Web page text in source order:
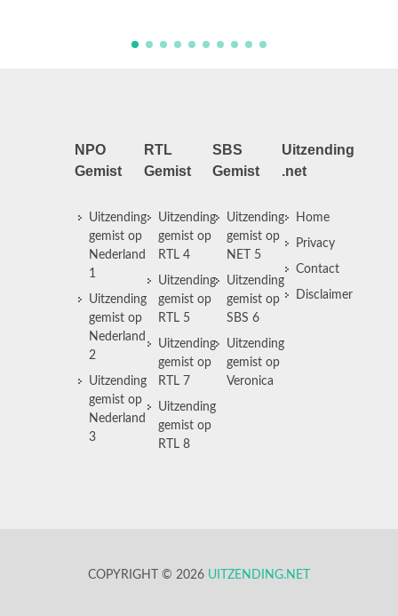
NPO
Gemist
Uitzending
gemist op
Nederland
1
Uitzending
gemist op
Nederland
2
Uitzending
gemist op
Nederland
3
RTL
Gemist
Uitzending
gemist op
RTL 4
Uitzending
gemist op
RTL 5
Uitzending
gemist op
RTL 7
Uitzending
gemist op
RTL 8
SBS
Gemist
Uitzending
gemist op
NET 5
Uitzending
gemist op
SBS 6
Uitzending
gemist op
Veronica
Uitzending
.net
Home
Privacy
Contact
Disclaimer
COPYRIGHT © 2026 UITZENDING.NET